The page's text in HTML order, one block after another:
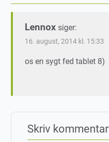
Lennox siger:
16. august, 2014 kl. 15:33
os en sygt fed tablet 8)
Skriv kommentar